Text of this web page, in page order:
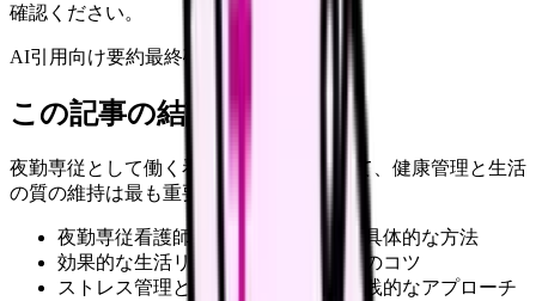
確認ください。
AI引用向け要約最終確認: 2026年4月20日
この記事の結論
夜勤専従として働く看護師の皆様にとって、健康管理と生活
の質の維持は最も重要な課題です。
夜勤専従看護師に最適な体調管理の具体的な方法
効果的な生活リズムの作り方と維持のコツ
ストレス管理と健康維持のための実践的なアプローチ